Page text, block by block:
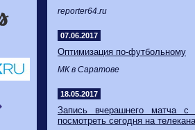
reporter64.ru
07.06.2017
Оптимизация по-футбольному
МК в Саратове
18.05.2017
Запись вчерашнего матча
посмотреть сегодня на